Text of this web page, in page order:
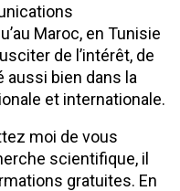
Maroc, en Tunisie
de l’intérêt, de
aussi bien dans la
et internationale.
moi de vous
scientifique, il
gratuites. En